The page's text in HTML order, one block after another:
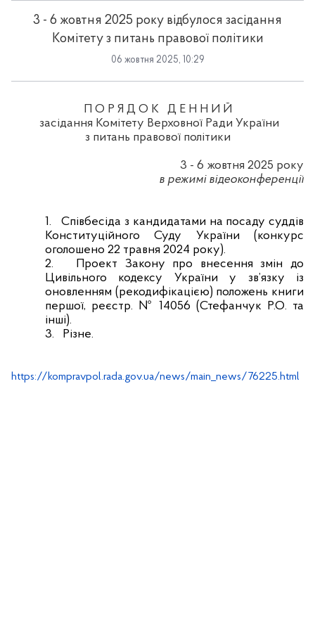
3 - 6 жовтня 2025 року відбулося засідання
Комітету з питань правової політики
06 жовтня 2025, 10:29
П О Р Я Д О К
Д Е Н Н И Й
засідання Комітету Верховної Ради України
з питань правової політики
3 - 6 жовтня 2025 року
в режимі відеоконференції
1.
Співбесіда з кандидатами на посаду суддів
Конституційного Суду України (конкурс
оголошено 22 травня 2024 року).
2.
Проект Закону про внесення змін до
Цивільного кодексу України у зв’язку із
оновленням (рекодифікацією) положень книги
першої, реєстр. № 14056 (Стефанчук Р.О. та
інші).
3.
Різне.
https://kompravpol.rada.gov.ua/news/main_news/76225.html